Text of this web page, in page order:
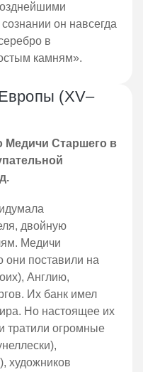
он навсегда
в
камням».
(XV–
Медичи Старшего в
двойную
Медичи
поставили на
Англию,
Их банк имел
Но настоящее их
тратили огромные
художников